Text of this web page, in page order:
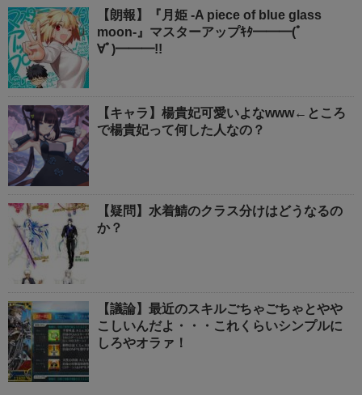
【朗報】『月姫 -A piece of blue glass
moon-』マスターアップｷﾀ━━━(ﾟ
∀ﾟ)━━━!!
【キャラ】楊貴妃可愛いよなwww←ところ
で楊貴妃って何した人なの？
【疑問】水着鯖のクラス分けはどうなるの
か？
【議論】最近のスキルごちゃごちゃとやや
こしいんだよ・・・これくらいシンプルに
しろやオラァ！